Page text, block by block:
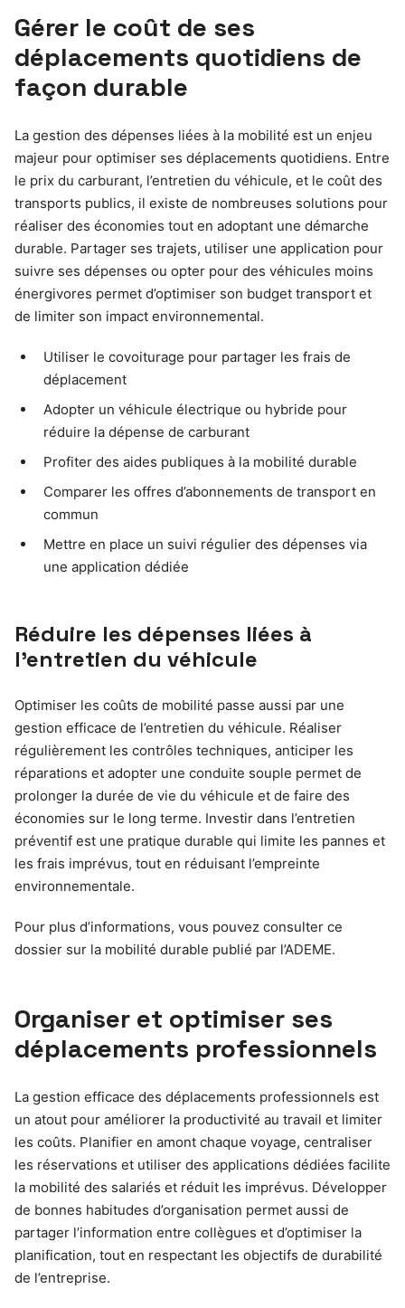
Gérer le coût de ses
déplacements quotidiens de
façon durable
La gestion des dépenses liées à la mobilité est un enjeu
majeur pour optimiser ses déplacements quotidiens. Entre
le prix du carburant, l’entretien du véhicule, et le coût des
transports publics, il existe de nombreuses solutions pour
réaliser des économies tout en adoptant une démarche
durable. Partager ses trajets, utiliser une application pour
suivre ses dépenses ou opter pour des véhicules moins
énergivores permet d’optimiser son budget transport et
de limiter son impact environnemental.
Utiliser le covoiturage pour partager les frais de
déplacement
Adopter un véhicule électrique ou hybride pour
réduire la dépense de carburant
Profiter des aides publiques à la mobilité durable
Comparer les offres d’abonnements de transport en
commun
Mettre en place un suivi régulier des dépenses via
une application dédiée
Réduire les dépenses liées à
l’entretien du véhicule
Optimiser les coûts de mobilité passe aussi par une
gestion efficace de l’entretien du véhicule. Réaliser
régulièrement les contrôles techniques, anticiper les
réparations et adopter une conduite souple permet de
prolonger la durée de vie du véhicule et de faire des
économies sur le long terme. Investir dans l’entretien
préventif est une pratique durable qui limite les pannes et
les frais imprévus, tout en réduisant l’empreinte
environnementale.
Pour plus d’informations, vous pouvez consulter ce
dossier sur la mobilité durable publié par l’ADEME.
Organiser et optimiser ses
déplacements professionnels
La gestion efficace des déplacements professionnels est
un atout pour améliorer la productivité au travail et limiter
les coûts. Planifier en amont chaque voyage, centraliser
les réservations et utiliser des applications dédiées facilite
la mobilité des salariés et réduit les imprévus. Développer
de bonnes habitudes d’organisation permet aussi de
partager l’information entre collègues et d’optimiser la
planification, tout en respectant les objectifs de durabilité
de l’entreprise.